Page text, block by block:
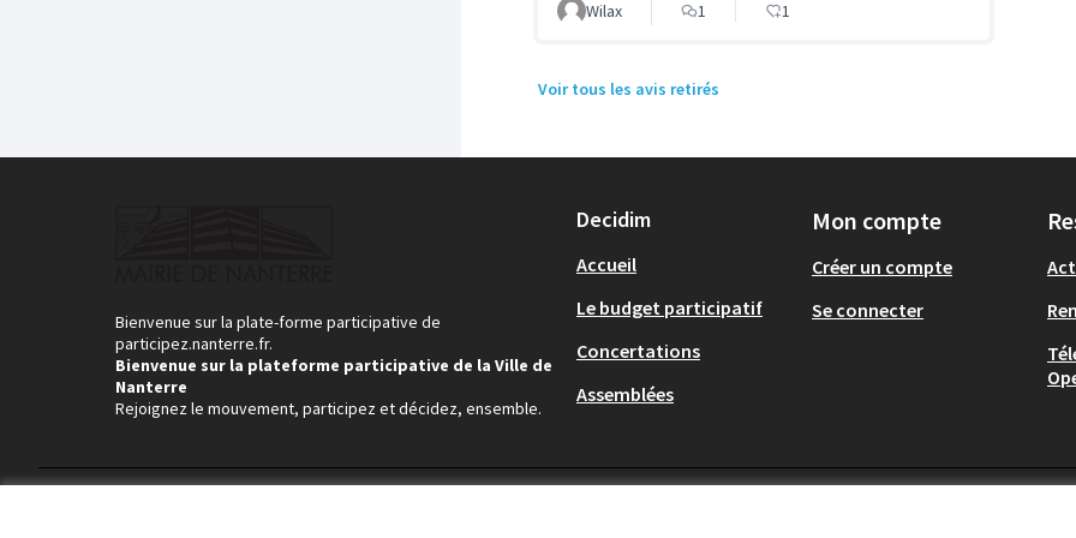
Wilax 1 1
Voir tous les avis retirés
Bienvenue sur la plate-forme participative de
participez.nanterre.fr.
Bienvenue sur la plateforme participative de la Ville de
Nanterre
Rejoignez le mouvement, participez et décidez, ensemble.
Decidim
Accueil
Le budget participatif
Concertations
Assemblées
Mon compte
Créer un compte
Se connecter